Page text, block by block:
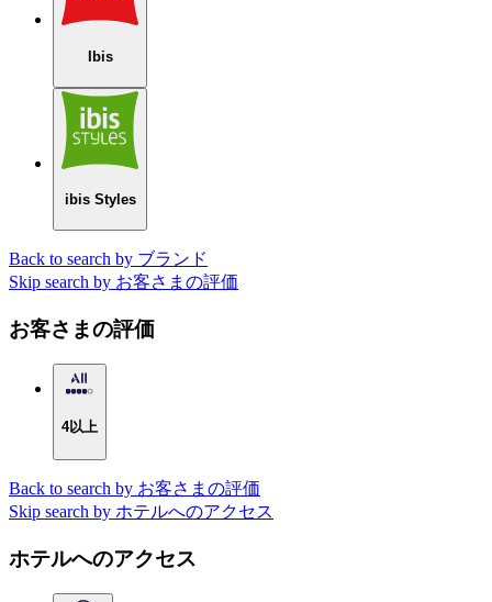
Ibis
ibis Styles
Back to search by ブランド
Skip search by お客さまの評価
お客さまの評価
4以上
Back to search by お客さまの評価
Skip search by ホテルへのアクセス
ホテルへのアクセス